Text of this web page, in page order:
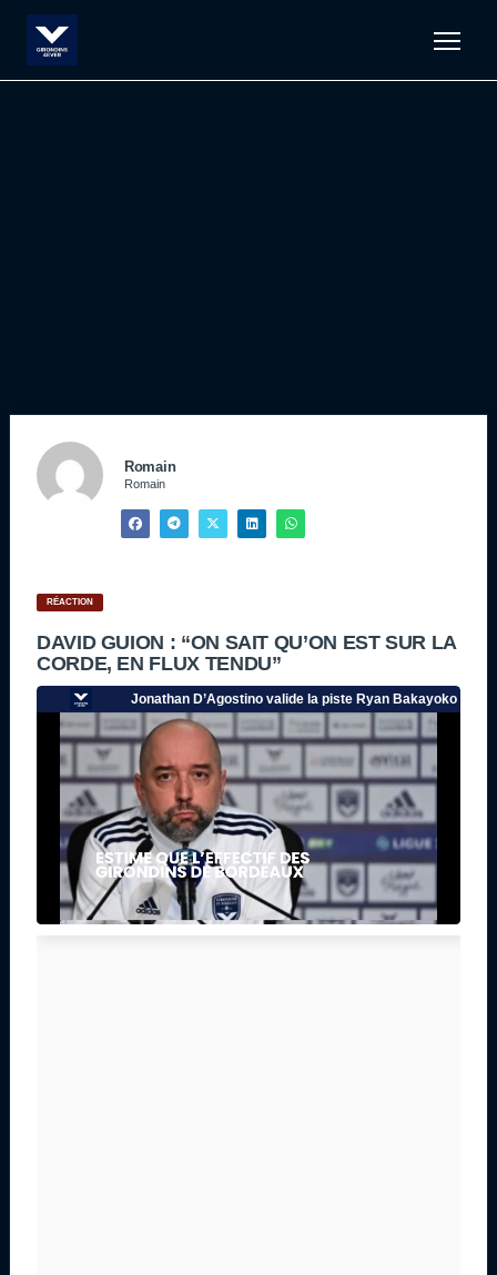
Romain
Romain
RÉACTION
DAVID GUION : “ON SAIT QU’ON EST SUR LA
CORDE, EN FLUX TENDU”